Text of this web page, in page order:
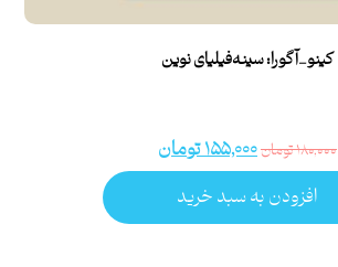
کینو_آگورا: سینه‌فیلیای نوین
۱۸۰,۰۰۰تومان۱۵۵,۰۰۰تومان
افزودن به سبد خرید